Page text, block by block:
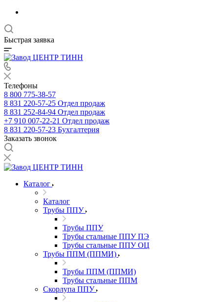
Быстрая заявка
Телефоны
8 800 775-38-57
8 831 220-57-25 Отдел продаж
8 831 252-84-94 Отдел продаж
+7 910 007-22-21 Отдел продаж
8 831 220-57-23 Бухгалтерия
Заказать звонок
Каталог
Каталог
Трубы ППУ
Трубы ППУ
Трубы стальные ППУ ПЭ
Трубы стальные ППУ ОЦ
Трубы ППМ (ППМИ)
Трубы ППМ (ППМИ)
Трубы стальные ППМ
Скорлупа ППУ